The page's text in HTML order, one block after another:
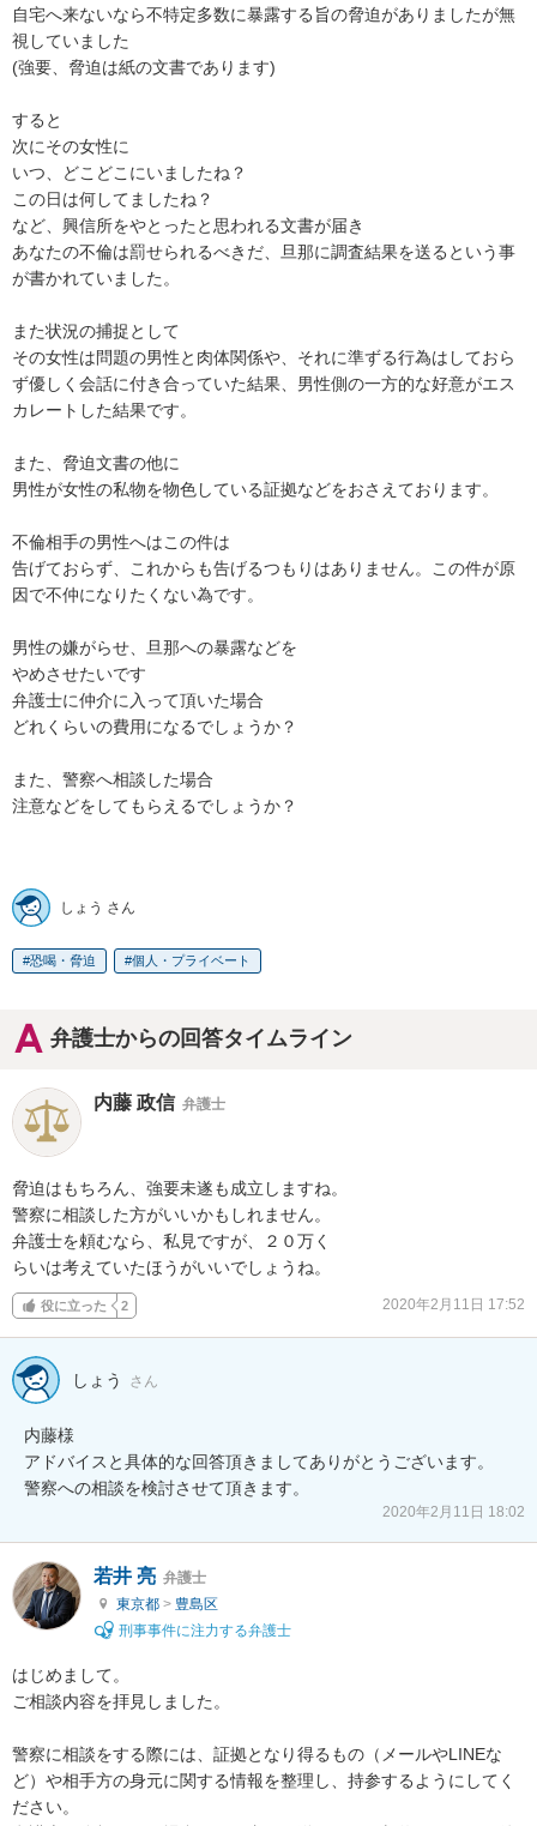
自宅へ来ないなら不特定多数に暴露する旨の脅迫がありましたが無
視していました
(強要、脅迫は紙の文書であります)
すると
次にその女性に
いつ、どこどこにいましたね？
この日は何してましたね？
など、興信所をやとったと思われる文書が届き
あなたの不倫は罰せられるべきだ、旦那に調査結果を送るという事
が書かれていました。
また状況の捕捉として
その女性は問題の男性と肉体関係や、それに準ずる行為はしておら
ず優しく会話に付き合っていた結果、男性側の一方的な好意がエス
カレートした結果です。
また、脅迫文書の他に
男性が女性の私物を物色している証拠などをおさえております。
不倫相手の男性へはこの件は
告げておらず、これからも告げるつもりはありません。この件が原
因で不仲になりたくない為です。
男性の嫌がらせ、旦那への暴露などを
やめさせたいです
弁護士に仲介に入って頂いた場合
どれくらいの費用になるでしょうか？
また、警察へ相談した場合
注意などをしてもらえるでしょうか？
しょう さん
恐喝・脅迫 個人・プライベート
弁護士からの回答タイムライン
内藤 政信 弁護士
脅迫はもちろん、強要未遂も成立しますね。
警察に相談した方がいいかもしれません。
弁護士を頼むなら、私見ですが、２０万く
らいは考えていたほうがいいでしょうね。
役に立った 2 2020年2月11日 17:52
しょう さん
内藤様
アドバイスと具体的な回答頂きましてありがとうございます。
警察への相談を検討させて頂きます。
2020年2月11日 18:02
若井 亮 弁護士
東京都 > 豊島区
刑事事件に注力する弁護士
はじめまして。
ご相談内容を拝見しました。
警察に相談をする際には、証拠となり得るもの（メールやLINEな
ど）や相手方の身元に関する情報を整理し、持参するようにしてく
ださい。